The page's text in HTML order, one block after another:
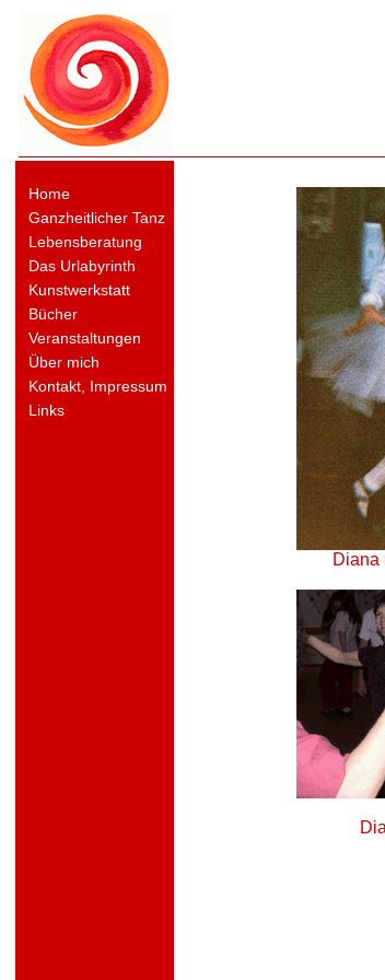
Home
Ganzheitlicher Tanz
Lebensberatung
Das Urlabyrinth
Kunstwerkstatt
Bücher
Veranstaltungen
Über mich
Kontakt, Impressum
Links
Diana